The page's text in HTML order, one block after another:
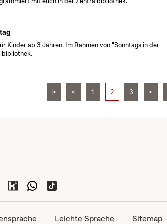
Kinder ab 3 Jahren. Im Rahmen von "Sonntags in der
|< < 1 2 3 >
Leichte Sprache Sitemap